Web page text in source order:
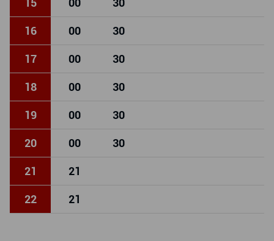
15 00 30
16 00 30
17 00 30
18 00 30
19 00 30
20 00 30
21 21
22 21